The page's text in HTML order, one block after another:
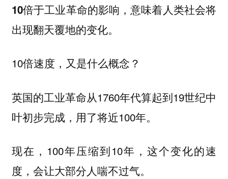
10倍于工业革命的影响，意味着人类社会将
出现翻天覆地的变化。
10倍速度，又是什么概念？
英国的工业革命从1760年代算起到19世纪中
叶初步完成，用了将近100年。
现在，100年压缩到10年，这个变化的速
度，会让大部分人喘不过气。